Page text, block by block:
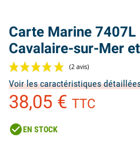
Carte Marine 7407L
Cavalaire-sur-Mer
Voir les caractéristiques
38,05 € TTC
check_circleEN STOCK